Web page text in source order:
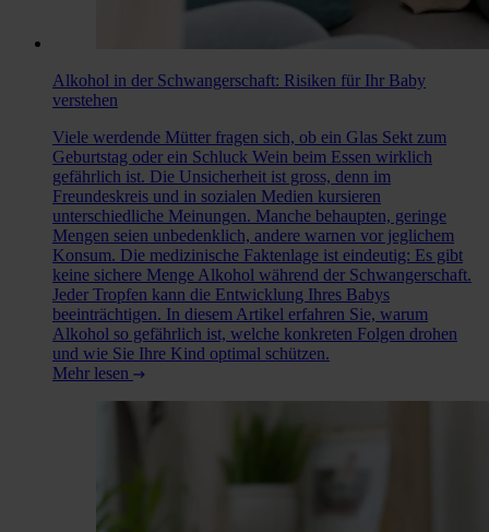
Alkohol in der Schwangerschaft: Risiken für Ihr Baby
verstehen
Viele werdende Mütter fragen sich, ob ein Glas Sekt zum
Geburtstag oder ein Schluck Wein beim Essen wirklich
gefährlich ist. Die Unsicherheit ist gross, denn im
Freundeskreis und in sozialen Medien kursieren
unterschiedliche Meinungen. Manche behaupten, geringe
Mengen seien unbedenklich, andere warnen vor jeglichem
Konsum. Die medizinische Faktenlage ist eindeutig: Es gibt
keine sichere Menge Alkohol während der Schwangerschaft.
Jeder Tropfen kann die Entwicklung Ihres Babys
beeinträchtigen. In diesem Artikel erfahren Sie, warum
Alkohol so gefährlich ist, welche konkreten Folgen drohen
und wie Sie Ihre Kind optimal schützen.
Mehr lesen